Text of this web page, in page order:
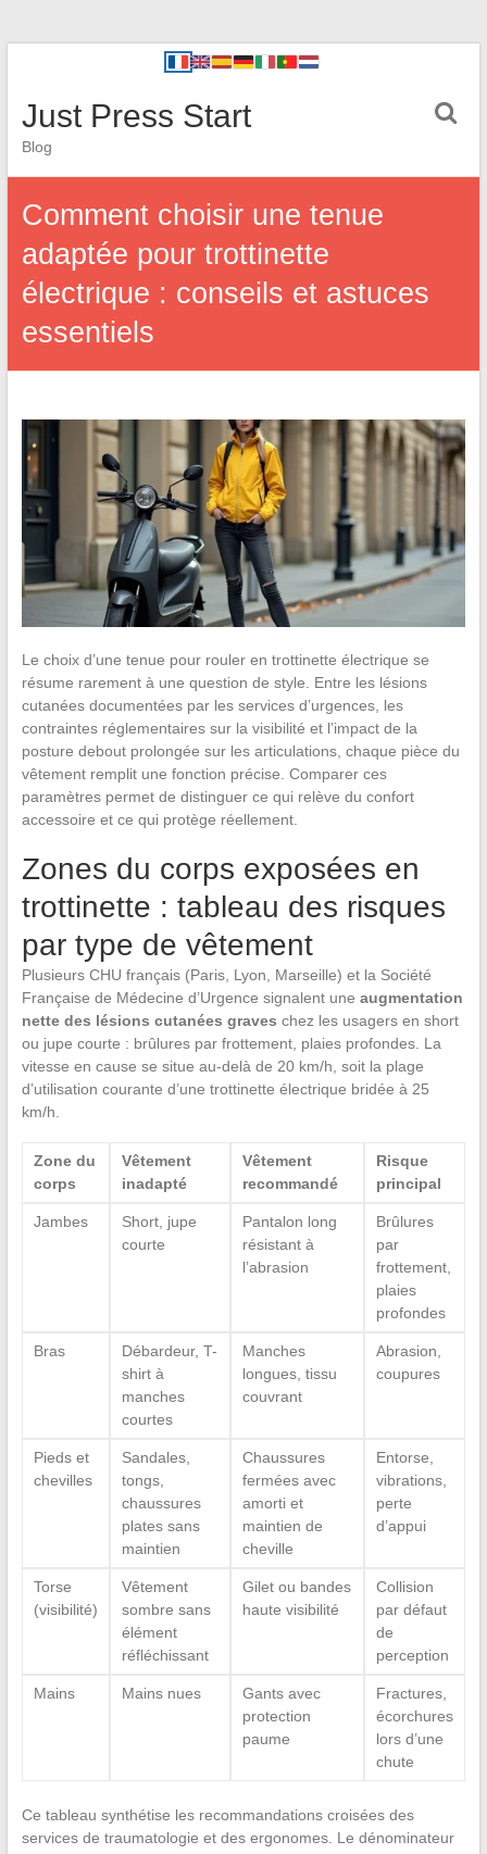
Just Press Start
Blog
Comment choisir une tenue
adaptée pour trottinette
électrique : conseils et astuces
essentiels
Le choix d’une tenue pour rouler en trottinette électrique se
résume rarement à une question de style. Entre les lésions
cutanées documentées par les services d’urgences, les
contraintes réglementaires sur la visibilité et l’impact de la
posture debout prolongée sur les articulations, chaque pièce du
vêtement remplit une fonction précise. Comparer ces
paramètres permet de distinguer ce qui relève du confort
accessoire et ce qui protège réellement.
Zones du corps exposées en
trottinette : tableau des risques
par type de vêtement
Plusieurs CHU français (Paris, Lyon, Marseille) et la Société
Française de Médecine d’Urgence signalent une augmentation
nette des lésions cutanées graves chez les usagers en short
ou jupe courte : brûlures par frottement, plaies profondes. La
vitesse en cause se situe au-delà de 20 km/h, soit la plage
d’utilisation courante d’une trottinette électrique bridée à 25
km/h.
Zone du
corps
Vêtement
inadapté
Vêtement
recommandé
Risque
principal
Jambes
Short, jupe
courte
Pantalon long
résistant à
l’abrasion
Brûlures
par
frottement,
plaies
profondes
Bras
Débardeur, T-
shirt à
manches
courtes
Manches
longues, tissu
couvrant
Abrasion,
coupures
Pieds et
chevilles
Sandales,
tongs,
chaussures
plates sans
maintien
Chaussures
fermées avec
amorti et
maintien de
cheville
Entorse,
vibrations,
perte
d’appui
Torse
(visibilité)
Vêtement
sombre sans
élément
réfléchissant
Gilet ou bandes
haute visibilité
Collision
par défaut
de
perception
Mains Mains nues
Gants avec
protection
paume
Fractures,
écorchures
lors d’une
chute
Ce tableau synthétise les recommandations croisées des
services de traumatologie et des ergonomes. Le dénominateur